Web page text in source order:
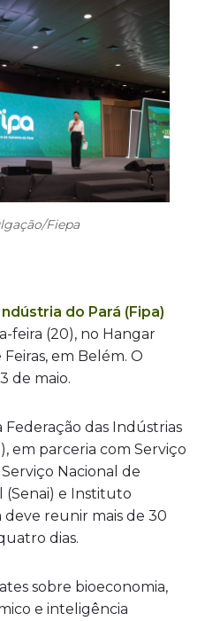
Fiepa
do Pará (Fipa)
feira (20), no Hangar
em Belém. O
de maio.
das Indústrias
em parceria com Serviço
Nacional de
e Instituto
deve reunir mais de 30
dias.
sobre bioeconomia,
e inteligência